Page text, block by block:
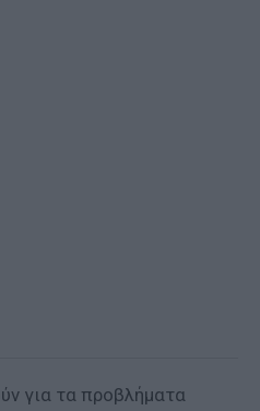
για τα προβλήματα